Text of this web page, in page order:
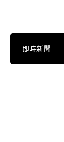
即時新聞